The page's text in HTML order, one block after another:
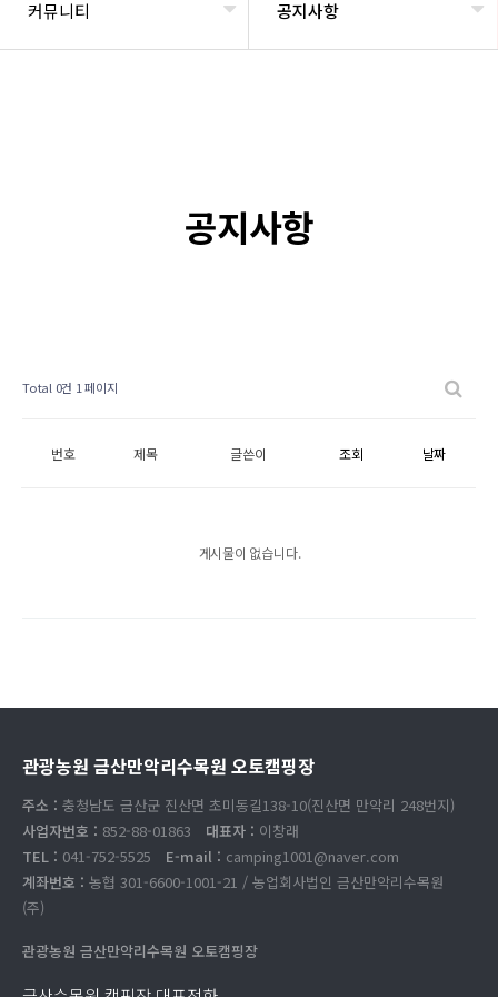
커뮤니티 공지사항
공지사항
Total 0건 1 페이지
번호 제목 글쓴이 조회 날짜
게시물이 없습니다.
관광농원 금산만악리수목원 오토캠핑장
주소 : 충청남도 금산군 진산면 초미동길138-10(진산면 만악리 248번지)
사업자번호 : 852-88-01863 대표자 : 이창래
TEL : 041-752-5525 E-mail : camping1001@naver.com
계좌번호 : 농협 301-6600-1001-21 / 농업회사법인 금산만악리수목원
(주)
관광농원 금산만악리수목원 오토캠핑장